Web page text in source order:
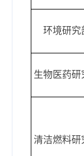
环境研究
生物医药研
清洁燃料研